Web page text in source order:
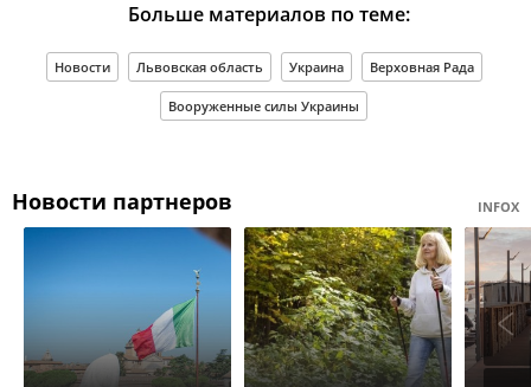
Больше материалов по теме:
Новости Львовская область Украина Верховная Рада
Вооруженные силы Украины
Новости партнеров INFOX